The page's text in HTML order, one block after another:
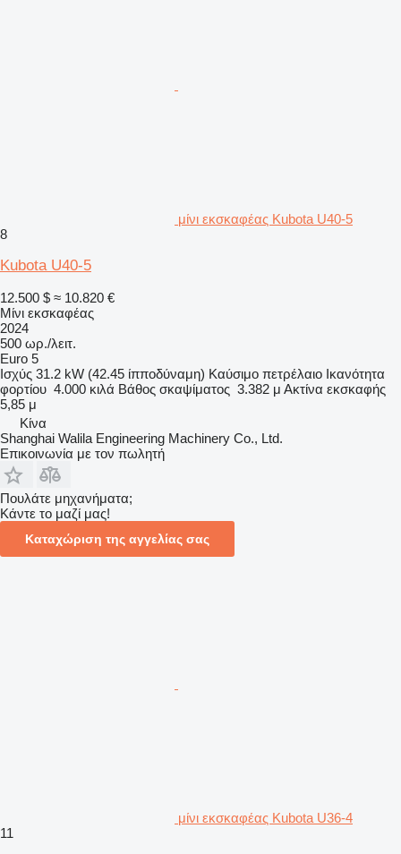
μίνι εκσκαφέας Kubota U40-5
8
Kubota U40-5
12.500 $ ≈ 10.820 €
Μίνι εκσκαφέας
2024
500 ωρ./λειτ.
Euro 5
Ισχύς 31.2 kW (42.45 ίπποδύναμη) Καύσιμο πετρέλαιο Ικανότητα
φορτίου 4.000 κιλά Βάθος σκαψίματος 3.382 μ Ακτίνα εκσκαφής
5,85 μ
Κίνα
Shanghai Walila Engineering Machinery Co., Ltd.
Επικοινωνία με τον πωλητή
Πουλάτε μηχανήματα;
Κάντε το μαζί μας!
Καταχώριση της αγγελίας σας
μίνι εκσκαφέας Kubota U36-4
11